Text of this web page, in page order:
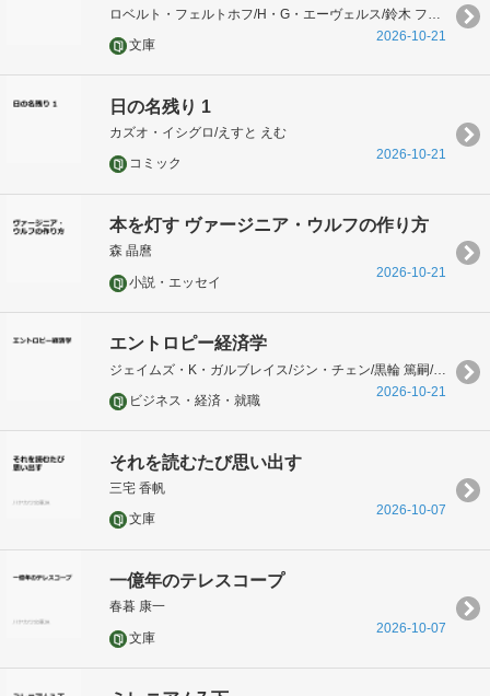
文庫
2026-10-21
日の名残り 1
カズオ・イシグロ/えすと えむ
コミック
2026-10-21
本を灯す ヴァージニア・ウルフの作り方
森 晶麿
小説・エッセイ
2026-10-21
エントロピー経済学
ジェイムズ・K・ガルブレイス/ジン・チェン/黒輪 篤嗣/塚原 康博
ビジネス・経済・就職
2026-10-21
それを読むたび思い出す
三宅 香帆
文庫
2026-10-07
一億年のテレスコープ
春暮 康一
文庫
2026-10-07